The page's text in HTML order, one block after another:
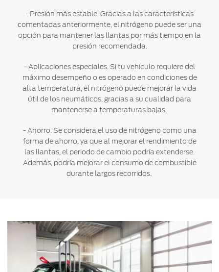
- Presión más estable. Gracias a las características
comentadas anteriormente, el nitrógeno puede ser una
opción para mantener las llantas por más tiempo en la
presión recomendada.
- Aplicaciones especiales. Si tu vehículo requiere del
máximo desempeño o es operado en condiciones de
alta temperatura, el nitrógeno puede mejorar la vida
útil de los neumáticos, gracias a su cualidad para
mantenerse a temperaturas bajas.
- Ahorro. Se considera el uso de nitrógeno como una
forma de ahorro, ya que al mejorar el rendimiento de
las llantas, el periodo de cambio podría extenderse.
Además, podría mejorar el consumo de combustible
durante largos recorridos.